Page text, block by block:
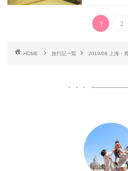
1 2
HOME 旅行記一覧 2019/08 上海・